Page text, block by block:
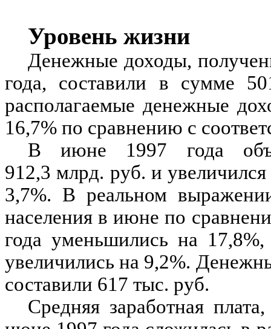
Уровень жизни
Денежные доходы,
года, составили в сумме
располагаемые денежные
16,7% по сравнению с
В июне 1997 года
912,3 млрд. руб. и
3,7%. В реальном
населения в июне по
года уменьшились на
увеличились на 9,2%.
составили 617 тыс. руб.
Средняя заработная